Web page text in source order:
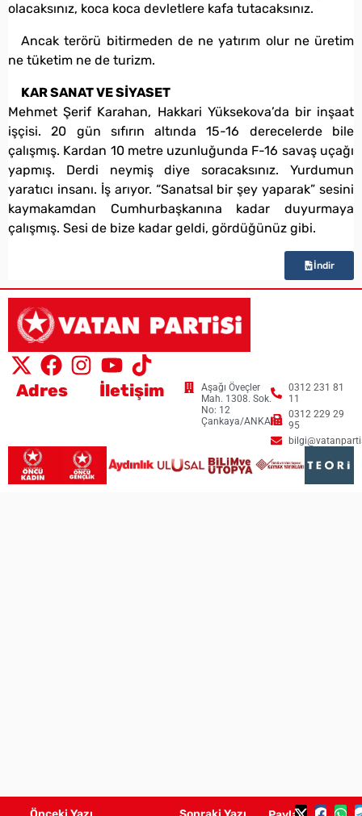
olacaksınız, koca koca devletlere kafa tutacaksınız.
Ancak terörü bitirmeden de ne yatırım olur ne üretim
ne tüketim ne de turizm.
KAR SANAT VE SİYASET
Mehmet Şerif Karahan, Hakkari Yüksekova’da bir inşaat
işçisi. 20 gün sıfırın altında 15-16 derecelerde bile
çalışmış. Kardan 10 metre uzunluğunda F-16 savaş uçağı
yapmış. Derdi neymiş diye soracaksınız. Yurdumun
yaratıcı insanı. İş arıyor. “Sanatsal bir şey yaparak” sesini
kaymakamdan Cumhurbaşkanına kadar duyurmaya
çalışmış. Sesi de bize kadar geldi, gördüğünüz gibi.
İndir
Adres
Aşağı Öveçler
Mah. 1308. Sok.
No: 12
Çankaya/ANKARA
İletişim
0312 231 81
11
0312 229 29
95